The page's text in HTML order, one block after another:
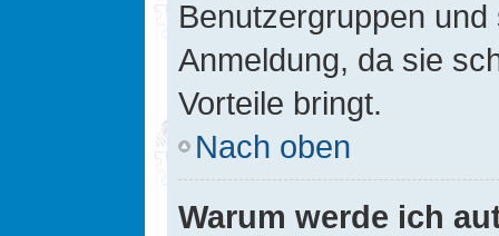
Benutzergruppen
Anmeldung, da sie
Vorteile bringt.
Nach oben
Warum werde ich